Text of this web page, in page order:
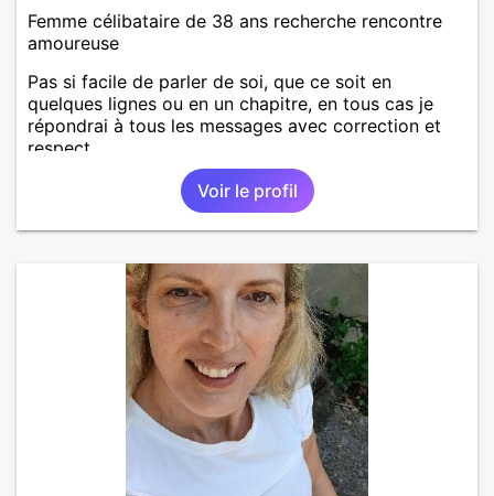
Femme célibataire de 38 ans recherche rencontre
amoureuse
Pas si facile de parler de soi, que ce soit en
quelques lignes ou en un chapitre, en tous cas je
répondrai à tous les messages avec correction et
respect.
Voir le profil